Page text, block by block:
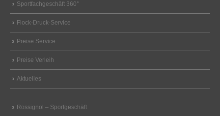
Sportfachgeschäft 360°
Flock-Druck-Service
Preise Service
Preise Verleih
Aktuelles
Rossignol – Sportgeschäft